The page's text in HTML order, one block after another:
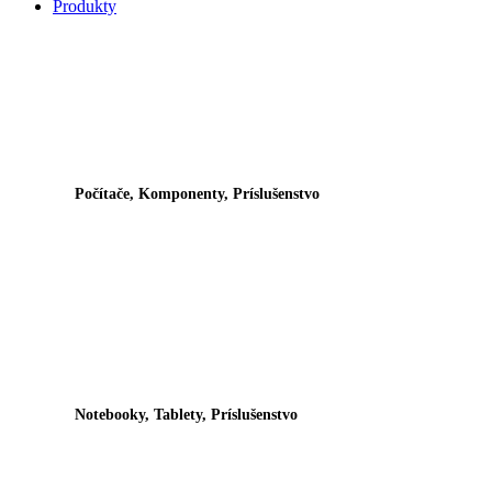
Produkty
Počítače, Komponenty, Príslušenstvo
Notebooky, Tablety, Príslušenstvo